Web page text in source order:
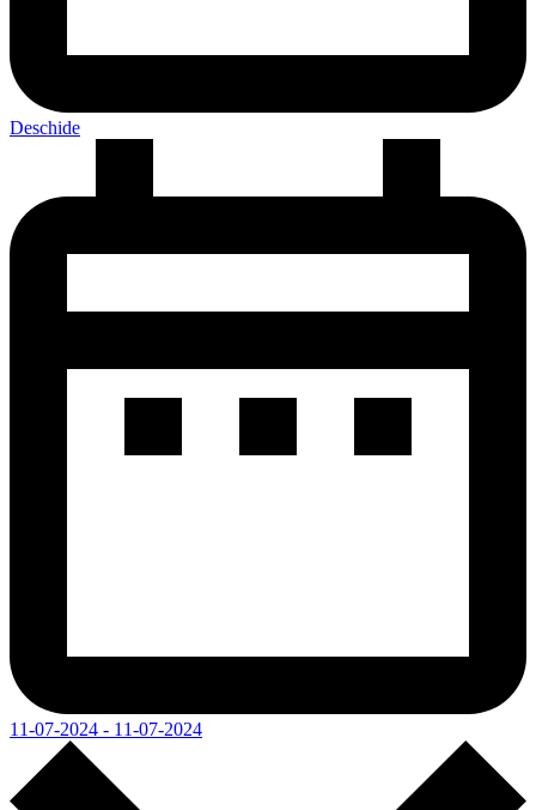
Deschide
11-07-2024 - 11-07-2024